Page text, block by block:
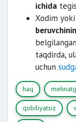
ichida
Xodim
taqdirda,
uchun
haq
qobiliyatsiz